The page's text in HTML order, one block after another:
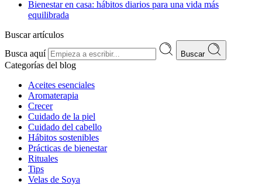
Bienestar en casa: hábitos diarios para una vida más
equilibrada
Buscar artículos
Busca aquí
Buscar
Categorías del blog
Aceites esenciales
Aromaterapia
Crecer
Cuidado de la piel
Cuidado del cabello
Hábitos sostenibles
Prácticas de bienestar
Rituales
Tips
Velas de Soya